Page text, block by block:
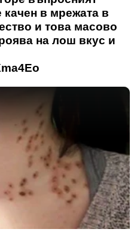
качен в мрежата в
и това масово
на лош вкус и